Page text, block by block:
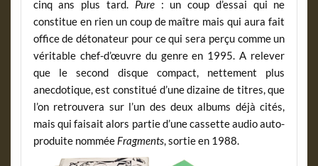
cinq ans plus tard. Pure: un coup d’essai qui ne
constitue en rien un coup de maître mais qui aura fait
office de détonateur pour ce qui sera perçu comme un
véritable chef-d’œuvre du genre en 1995. A relever
que le second disque compact, nettement plus
anecdotique, est constitué d’une dizaine de titres, que
l’on retrouvera sur l’un des deux albums déjà cités,
mais qui faisait alors partie d’une cassette audio auto-
produite nommée Fragments, sortie en 1988.